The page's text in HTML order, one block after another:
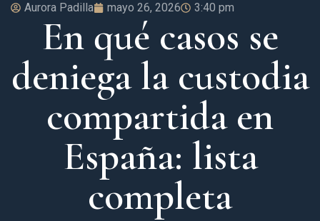
Aurora Padilla mayo 26, 2026 3:40 pm
En qué casos se
deniega la custodia
compartida en
España: lista
completa